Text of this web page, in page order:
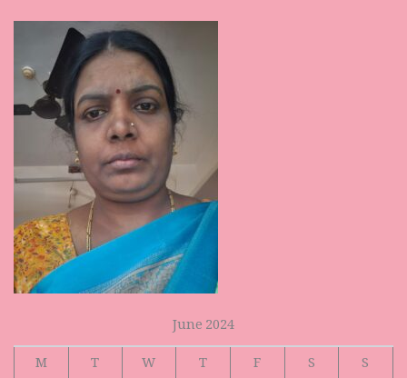
June 2024
M
T W T F S
S